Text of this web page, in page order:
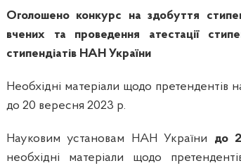
Оголошено конкурс на здобуття
вчених та проведення атестації
стипендіатів НАН України
Необхідні матеріали щодо претендентів
до 20 вересня 2023 р.
Науковим установам НАН України до
необхідні матеріали щодо